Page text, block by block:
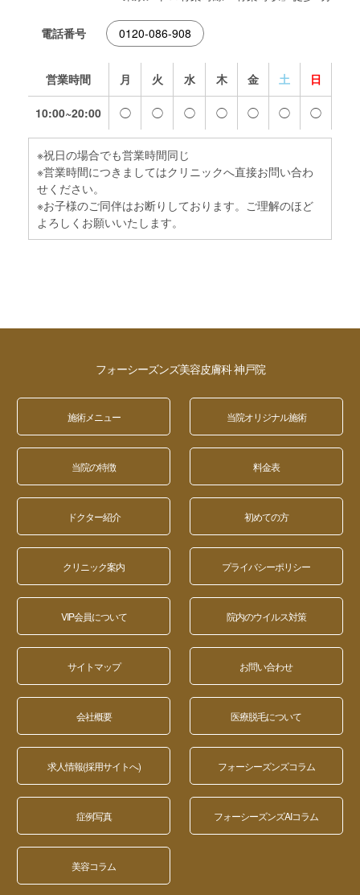
電話番号 0120-086-908
営業時間 月 火 水 木 金 土 日
10:00~20:00 ◯ ◯ ◯ ◯ ◯ ◯ ◯
※祝日の場合でも営業時間同じ
※営業時間につきましてはクリニックへ直接お問い合わ
せください。
※お子様のご同伴はお断りしております。ご理解のほど
よろしくお願いいたします。
フォーシーズンズ美容皮膚科 神戸院
施術メニュー 当院オリジナル施術
当院の特徴 料金表
ドクター紹介 初めての方
クリニック案内 プライバシーポリシー
VIP会員について 院内のウイルス対策
サイトマップ お問い合わせ
会社概要 医療脱毛について
求人情報(採用サイトへ) フォーシーズンズコラム
症例写真 フォーシーズンズAIコラム
美容コラム